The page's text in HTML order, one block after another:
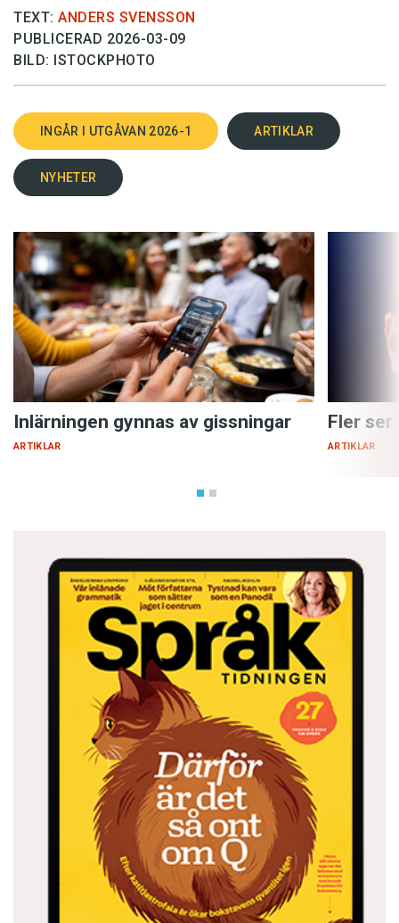
TEXT: ANDERS SVENSSON
PUBLICERAD 2026-03-09
BILD: ISTOCKPHOTO
INGÅR I UTGÅVAN 2026-1 ARTIKLAR
NYHETER
Inlärningen gynnas av gissningar
ARTIKLAR
Fler
ARTIKLAR